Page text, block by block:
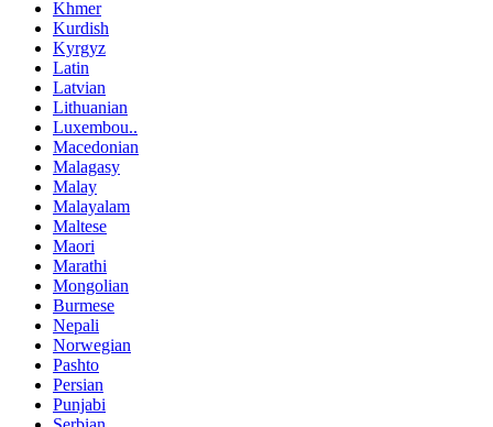
Khmer
Kurdish
Kyrgyz
Latin
Latvian
Lithuanian
Luxembou..
Macedonian
Malagasy
Malay
Malayalam
Maltese
Maori
Marathi
Mongolian
Burmese
Nepali
Norwegian
Pashto
Persian
Punjabi